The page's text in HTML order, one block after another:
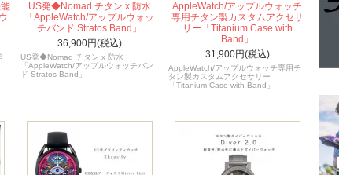
US発◆Nomad チタン x 防水
「AppleWatch/アップルウォッ
チバンド Stratos Band」
36,900円(税込)
US発◆Nomad チタン x 防水
「AppleWatch/アップルウォッチバン
ド Stratos Band」
AppleWatch/アップルウォッチ
専用チタン製カスタムアクセサ
リー「Titanium Case with
Band」
31,900円(税込)
AppleWatch/アップルウォッチ専用チ
タン製カスタムアクセサリー
「Titanium Case with Band」